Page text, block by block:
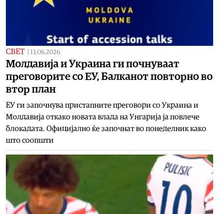
СВЕТ 13.06.2026
Молдавија и Украина ги почнуваат
преговорите со ЕУ, Балканот повторно во
втор план
ЕУ ги започнува пристапните преговори со Украина и
Молдавија откако новата влада на Унгарија ја повлече
блокадата. Официјално ќе започнат во понеделник како
што соопшти